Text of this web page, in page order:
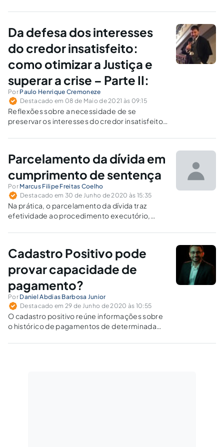
Da defesa dos interesses
do credor insatisfeito:
como otimizar a Justiça e
superar a crise – Parte II:
Por Paulo Henrique Cremoneze
Destacado em 08 de Maio de 2021 às 09:15
Reflexões sobre a necessidade de se
preservar os interesses do credor insatisfeito
Parcelamento da dívida em
cumprimento de sentença
Por Marcus Filipe Freitas Coelho
Destacado em 30 de Junho de 2020 às 15:35
Na prática, o parcelamento da dívida traz
efetividade ao procedimento executório,
realmente não possua condições de arcar
Cadastro Positivo pode
provar capacidade de
pagamento?
Por Daniel Abdias Barbosa Junior
Destacado em 29 de Junho de 2020 às 10:55
O cadastro positivo reúne informações sobre
o histórico de pagamentos de determinada
averiguação de informações, a respeito da